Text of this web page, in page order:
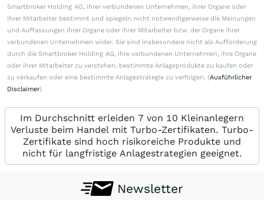
Smartbroker Holding AG, ihrer verbundenen Unternehmen, ihrer Organe oder
ihrer Mitarbeiter bestimmt und spiegeln nicht notwendigerweise die Meinungen
und Auffassungen ihrer Organe oder ihrer Mitarbeiter bzw. der Organe ihrer
verbundenen Unternehmen wider. Sie sind insbesondere nicht als Aufforderung
durch die Smartbroker Holding AG, ihre verbundenen Unternehmen, ihre Organe
oder ihrer Mitarbeiter zu verstehen, bestimmte Anlageprodukte zu kaufen oder
zu verkaufen oder eine bestimmte Anlagestrategie zu verfolgen. (Ausführlicher
Disclaimer)
Im Durchschnitt erleiden 7 von 10 Kleinanlegern
Verluste beim Handel mit Turbo-Zertifikaten. Turbo-
Zertifikate sind hoch risikoreiche Produkte und
nicht für langfristige Anlagestrategien geeignet.
Newsletter